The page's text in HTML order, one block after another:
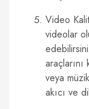
Video
videolar
veya
akıcı ve